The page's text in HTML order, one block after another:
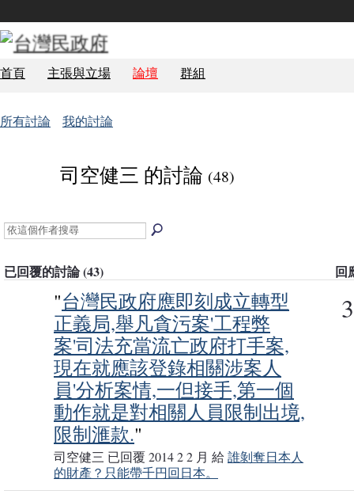
首頁 主張與立場 論壇 群組
所有討論 我的討論
司空健三 的討論 (48)
已回覆的討論 (43) 回
"台灣民政府應即刻成立轉型
正義局,舉凡貪污案'工程弊
案'司法充當流亡政府打手案,
現在就應該登錄相關涉案人
員'分析案情,一但接手,第一個
動作就是對相關人員限制出境,
限制滙款."
司空健三 已回覆 2014 2 2 月 給誰剝奪日本人
的財產？只能帶千円回日本。
3